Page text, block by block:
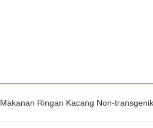
Makanan Ringan Kacang Non-transgenik